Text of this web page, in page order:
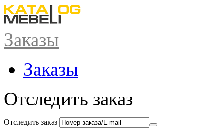
Заказы
Заказы
Отследить заказ
Отследить заказ